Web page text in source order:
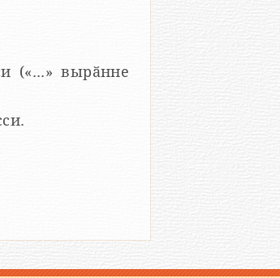
(«...» вырӑнне